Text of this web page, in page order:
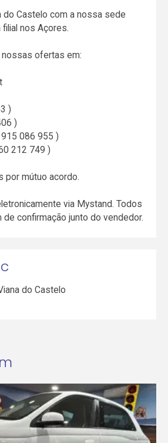
do Castelo com a nossa sede
nos Açores.
ofertas em:
)
)
086 955 )
212 749 )
por mútuo acordo.
via Mystand. Todos
confirmação junto do vendedor.
do Castelo